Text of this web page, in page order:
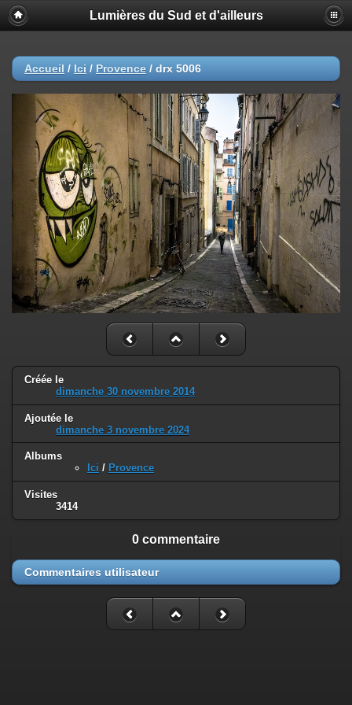
Lumières du Sud et d'ailleurs
Accueil / Ici / Provence / drx 5006
Créée le
dimanche 30 novembre 2014
Ajoutée le
dimanche 3 novembre 2024
Albums
Ici / Provence
Visites
3414
0 commentaire
Commentaires utilisateur